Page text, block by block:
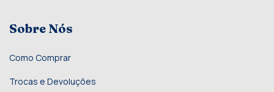
Sobre Nós
Como Comprar
Trocas e Devoluções